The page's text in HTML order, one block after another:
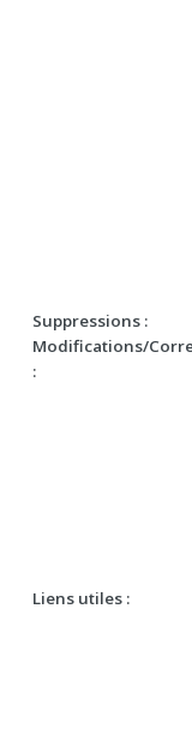
Suppressions :
Modifications/
:
Liens utiles :